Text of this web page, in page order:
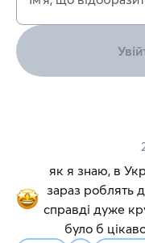
як я знаю, в
зараз роблять
справді дуже
було б